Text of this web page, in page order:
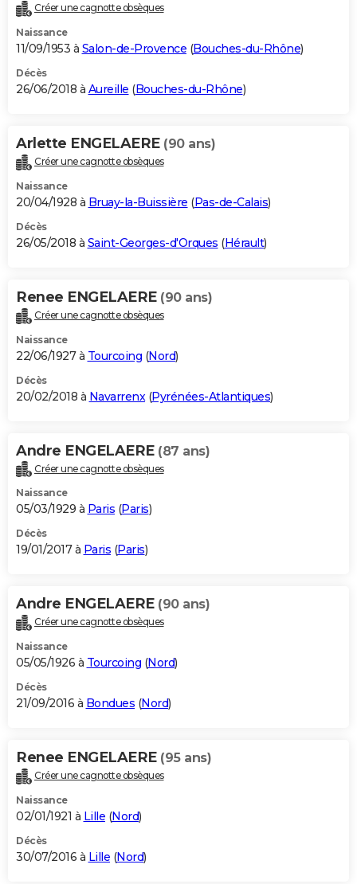
Créer une cagnotte obsèques
Naissance
11/09/1953 à Salon-de-Provence (Bouches-du-Rhône)
Décès
26/06/2018 à Aureille (Bouches-du-Rhône)
Arlette ENGELAERE (90 ans)
Créer une cagnotte obsèques
Naissance
20/04/1928 à Bruay-la-Buissière (Pas-de-Calais)
Décès
26/05/2018 à Saint-Georges-d'Orques (Hérault)
Renee ENGELAERE (90 ans)
Créer une cagnotte obsèques
Naissance
22/06/1927 à Tourcoing (Nord)
Décès
20/02/2018 à Navarrenx (Pyrénées-Atlantiques)
Andre ENGELAERE (87 ans)
Créer une cagnotte obsèques
Naissance
05/03/1929 à Paris (Paris)
Décès
19/01/2017 à Paris (Paris)
Andre ENGELAERE (90 ans)
Créer une cagnotte obsèques
Naissance
05/05/1926 à Tourcoing (Nord)
Décès
21/09/2016 à Bondues (Nord)
Renee ENGELAERE (95 ans)
Créer une cagnotte obsèques
Naissance
02/01/1921 à Lille (Nord)
Décès
30/07/2016 à Lille (Nord)